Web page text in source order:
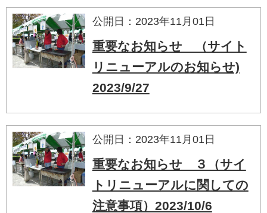
公開日：2023年11月01日
重要なお知らせ （サイト
リニューアルのお知らせ)
2023/9/27
公開日：2023年11月01日
重要なお知らせ ３（サイ
トリニューアルに関しての
注意事項）2023/10/6